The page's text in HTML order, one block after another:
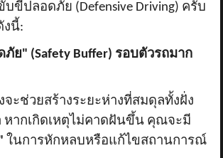
บขี่ปลอดภัย (Defensive Driving) ครับ
งนี้:
ย" (Safety Buffer) รอบตัวรถมาก
จะช่วยสร้างระยะห่างที่สมดุลทั้งฝั่ง
หากเกิดเหตุไม่คาดฝันขึ้น คุณจะมี
ในการหักหลบหรือแก้ไขสถานการณ์